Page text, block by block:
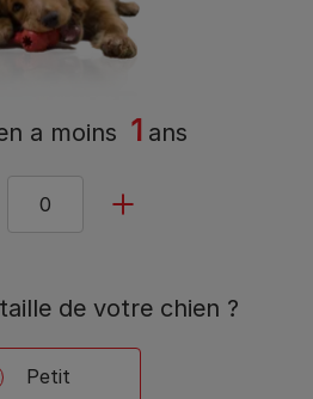
a moins 1 ans
de votre chien ?
Petit